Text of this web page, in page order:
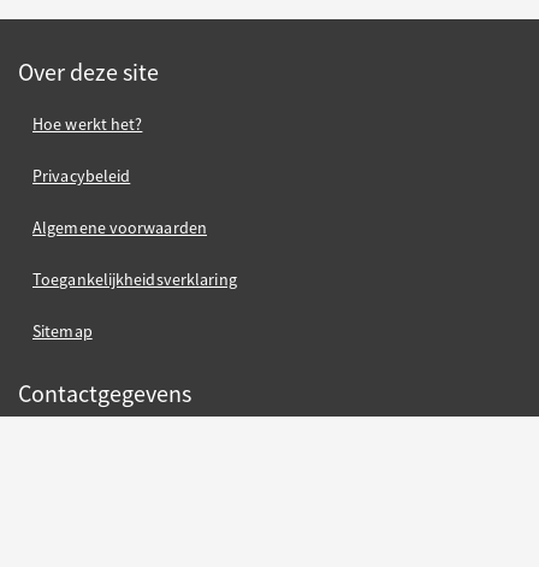
Over deze site
Hoe werkt het?
Privacybeleid
Algemene voorwaarden
Toegankelijkheidsverklaring
Sitemap
Contactgegevens